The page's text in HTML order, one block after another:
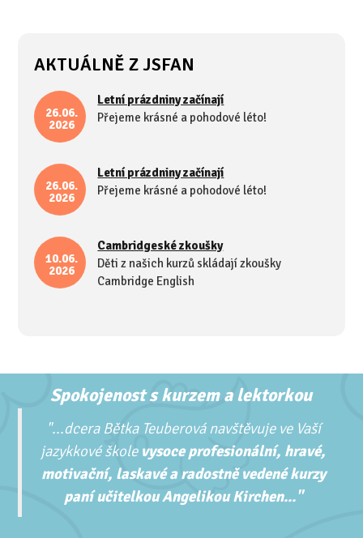
AKTUÁLNĚ Z JSFAN
26.06.
2026
Letní prázdniny začínají
Přejeme krásné a pohodové léto!
26.06.
2026
Letní prázdniny začínají
Přejeme krásné a pohodové léto!
10.06.
2026
Cambridgeské zkoušky
Děti z našich kurzů skládají zkoušky
Cambridge English
Spokojenost s kurzem a lektorkou
"...dcera Bětka Teuberová navštěvuje ve Vaší
jazykkové škole vysoce profesionální, hravé,
motivační, laskavé a radostně vedené kurzy
paní učitelkou Angelikou Kirchen..."